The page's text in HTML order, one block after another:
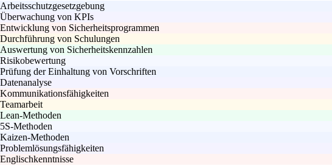
Arbeitsschutzgesetzgebung
Überwachung von KPIs
Entwicklung von Sicherheitsprogrammen
Durchführung von Schulungen
Auswertung von Sicherheitskennzahlen
Risikobewertung
Prüfung der Einhaltung von Vorschriften
Datenanalyse
Kommunikationsfähigkeiten
Teamarbeit
Lean-Methoden
5S-Methoden
Kaizen-Methoden
Problemlösungsfähigkeiten
Englischkenntnisse